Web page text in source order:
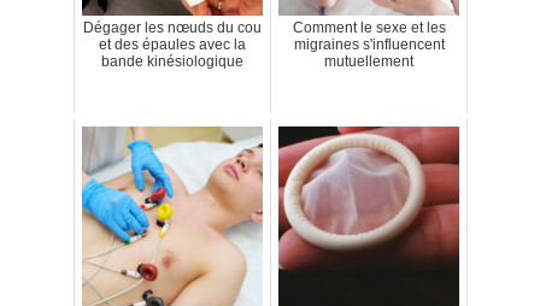
Dégager les nœuds du cou
et des épaules avec la
bande kinésiologique
Comment le sexe et les
migraines s'influencent
mutuellement